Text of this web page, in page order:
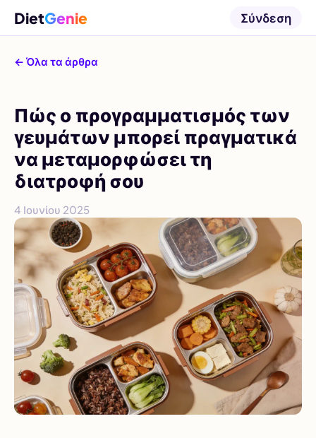
DietGenie Σύνδεση
← Όλα τα άρθρα
Πώς ο προγραμματισμός των
γευμάτων μπορεί πραγματικά
να μεταμορφώσει τη
διατροφή σου
4 Ιουνίου 2025